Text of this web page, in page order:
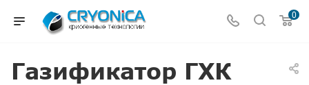
0
Газификатор ГХК